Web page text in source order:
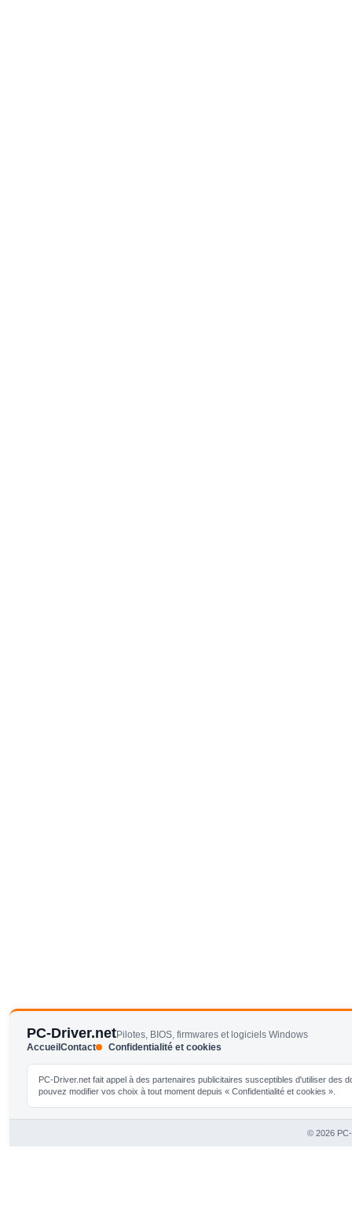
PC-Driver.netPilotes, BIOS, firmwares et logiciels Windows
AccueilContact Confidentialité et cookies
PC-Driver.net fait appel à des partenaires publicitaires susceptibles d'utiliser
pouvez modifier vos choix à tout moment depuis « Confidentialité et cookies ».
© 2026